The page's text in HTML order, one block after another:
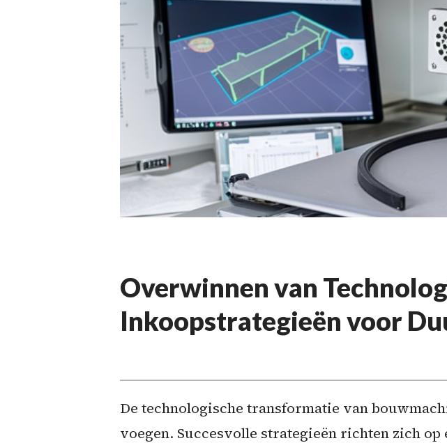
Overwinnen van
Inkoopstrategieën voor
De technologische transformatie van
voegen. Succesvolle strategieën richten zich